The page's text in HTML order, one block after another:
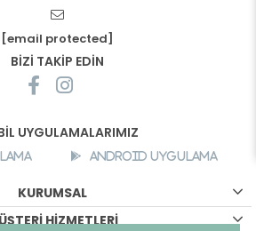
[email protected]
BİZİ TAKİP EDİN
UYGULAMALARIMIZ
Android Uygulama
KURUMSAL
HİZMETLERİ